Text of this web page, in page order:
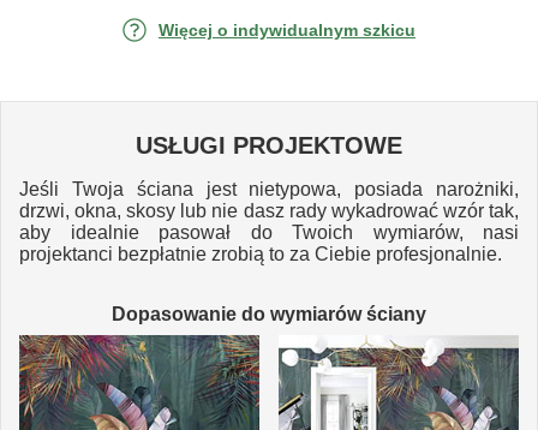
Więcej o indywidualnym szkicu
USŁUGI PROJEKTOWE
Jeśli Twoja ściana jest nietypowa, posiada narożniki,
drzwi, okna, skosy lub nie dasz rady wykadrować wzór tak,
aby idealnie pasował do Twoich wymiarów, nasi
projektanci bezpłatnie zrobią to za Ciebie profesjonalnie.
Dopasowanie do wymiarów ściany